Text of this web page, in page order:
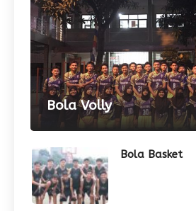
Bola Volly
Bola Basket